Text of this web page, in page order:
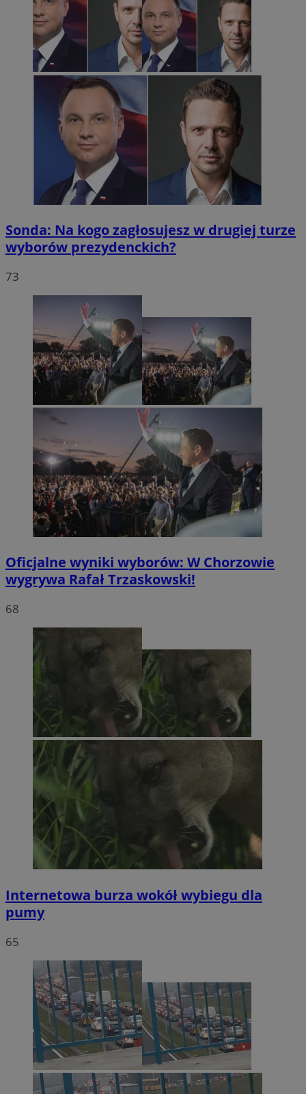
Sonda: Na kogo zagłosujesz w drugiej turze
wyborów prezydenckich?
73
Oficjalne wyniki wyborów: W Chorzowie
wygrywa Rafał Trzaskowski!
68
Internetowa burza wokół wybiegu dla
pumy
65